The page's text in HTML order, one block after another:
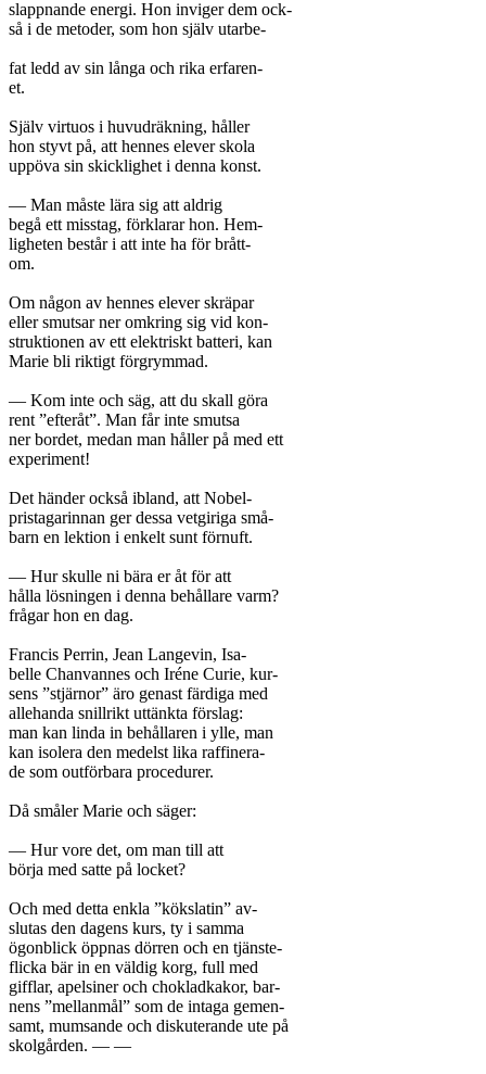
slappnande energi. Hon inviger dem ock-
så i de metoder, som hon själv utarbe-
fat ledd av sin långa och rika erfaren-
et.
Själv virtuos i huvudräkning, håller
hon styvt på, att hennes elever skola
uppöva sin skicklighet i denna konst.
— Man måste lära sig att aldrig
begå ett misstag, förklarar hon. Hem-
ligheten består i att inte ha för brått-
om.
Om någon av hennes elever skräpar
eller smutsar ner omkring sig vid kon-
struktionen av ett elektriskt batteri, kan
Marie bli riktigt förgrymmad.
— Kom inte och säg, att du skall göra
rent ”efteråt”. Man får inte smutsa
ner bordet, medan man håller på med ett
experiment!
Det händer också ibland, att Nobel-
pristagarinnan ger dessa vetgiriga små-
barn en lektion i enkelt sunt förnuft.
— Hur skulle ni bära er åt för att
hålla lösningen i denna behållare varm?
frågar hon en dag.
Francis Perrin, Jean Langevin, Isa-
belle Chanvannes och Iréne Curie, kur-
sens ”stjärnor” äro genast färdiga med
allehanda snillrikt uttänkta förslag:
man kan linda in behållaren i ylle, man
kan isolera den medelst lika raffinera-
de som outförbara procedurer.
Då småler Marie och säger:
— Hur vore det, om man till att
börja med satte på locket?
Och med detta enkla ”kökslatin” av-
slutas den dagens kurs, ty i samma
ögonblick öppnas dörren och en tjänste-
flicka bär in en väldig korg, full med
gifflar, apelsiner och chokladkakor, bar-
nens ”mellanmål” som de intaga gemen-
samt, mumsande och diskuterande ute på
skolgården. — —